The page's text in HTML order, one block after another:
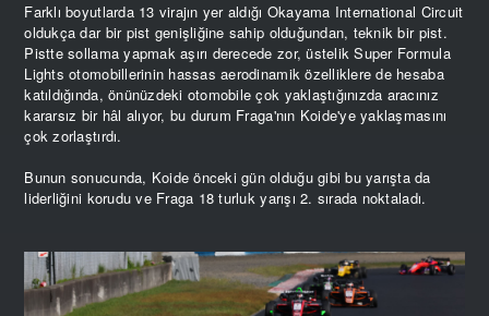
Farklı boyutlarda 13 virajın yer aldığı Okayama International Circuit
oldukça dar bir pist genişliğine sahip olduğundan, teknik bir pist.
Pistte sollama yapmak aşırı derecede zor, üstelik Super Formula
Lights otomobillerinin hassas aerodinamik özelliklere de hesaba
katıldığında, önünüzdeki otomobile çok yaklaştığınızda aracınız
kararsız bir hâl alıyor, bu durum Fraga'nın Koide'ye yaklaşmasını
çok zorlaştırdı.
Bunun sonucunda, Koide önceki gün olduğu gibi bu yarışta da
liderliğini korudu ve Fraga 18 turluk yarışı 2. sırada noktaladı.